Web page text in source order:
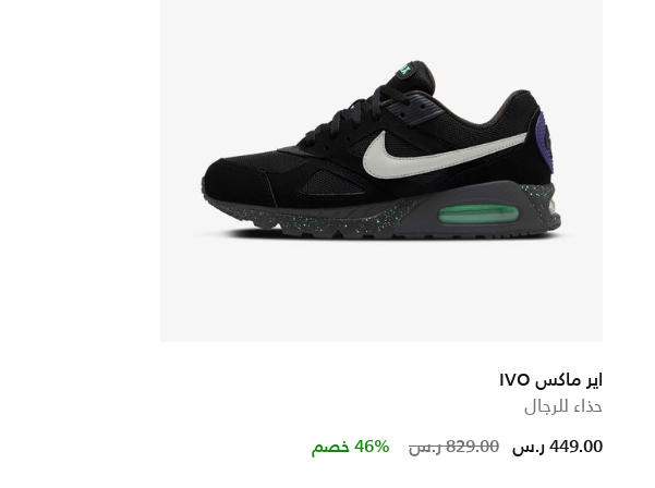
اير ماكس IVO
حذاء للرجال
Price reduced from829.00 ر.س to
449.00 ر.س 46% خصم